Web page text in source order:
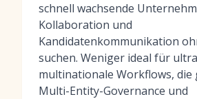
schnell wachsende
Kollaboration und
Kandidatenkommunikation
suchen. Weniger ideal für
multinationale Workflows, die
Multi-Entity-Governance und